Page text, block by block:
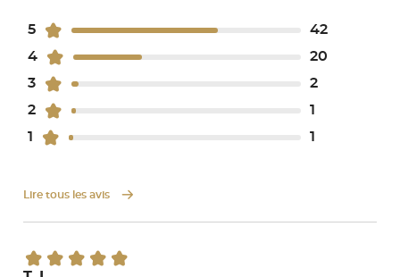
5
42
4
20
3
2
2
1
1
1
Lire tous les avis